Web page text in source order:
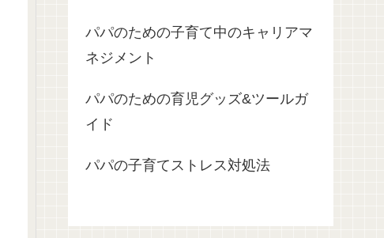
パパのための子育て中のキャリアマ
ネジメント
パパのための育児グッズ&ツールガ
イド
パパの子育てストレス対処法